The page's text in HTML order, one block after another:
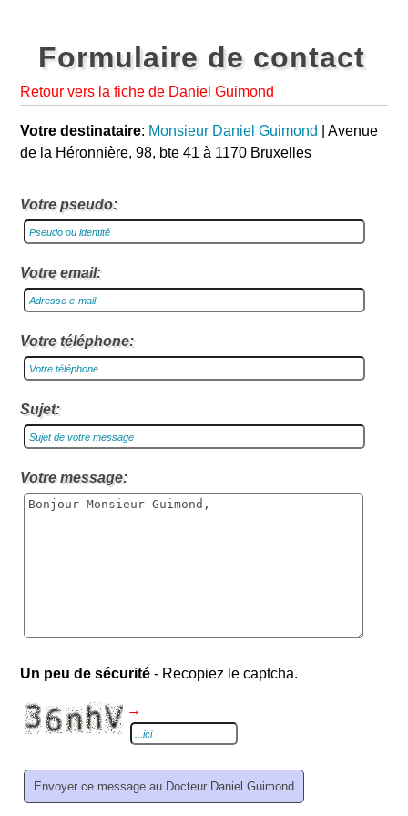
Formulaire de contact
Retour vers la fiche de Daniel Guimond
Votre destinataire: Monsieur Daniel Guimond
| Avenue
de la Héronnière, 98, bte 41 à 1170 Bruxelles
Votre pseudo:
Votre email:
Votre téléphone:
Sujet:
Votre message:
Un peu de sécurité - Recopiez le captcha.
→